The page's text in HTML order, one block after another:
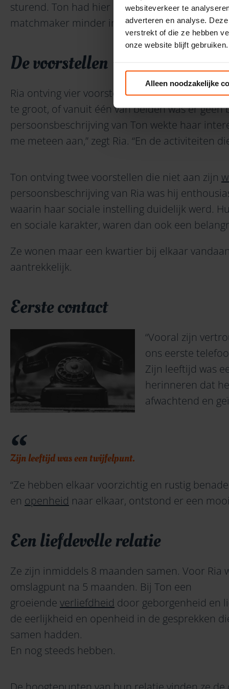
websiteverkeer te
adverteren en analyse.
verstrekt of die ze hebben
onze website blijft gebruiken.
Alleen noodzakelijke
sturend. Ton had hier minder behoefte aan,
matchmaker minder intensief was.
De voorstellen
Ria ontving vier voorstellen die het elke keer
te groot, of vanuit één van beiden was er
persoonsbeschrijving van Ton wekte haar
me meteen aan,” zegt Ria. “En de activiteiten
Ton ontving twee voorstellen die niet aan zijn
persoonsbeschrijving van Ria was hij
waarin haar sociale instelling duidelijk werd.
en sociale karakter, waren dan ook een
Ze wonen maar een kwartier bij elkaar
aantrekkelijk.
Eerste contact
“Vooral zijn
ons eerste
Zijn leeftijd was
herinneren dat
afwachtend en
Zijn leeftijd was een twijfelpunt.
“Ze hebben elkaar voorzichtig en rustig
en openheid naar elkaar, ontstond er een
Een liefdevolle relatie
Ze zijn inmiddels 8 maanden samen. Voor Ria
omslagpunt na 5 maanden. Bij Ton een
groeiende verliefdheid door geborgenheid en
de eerlijkheid en openheid in de gesprekken
samen hadden.
En nog steeds hebben.